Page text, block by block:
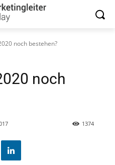
noch bestehen?
noch
1374